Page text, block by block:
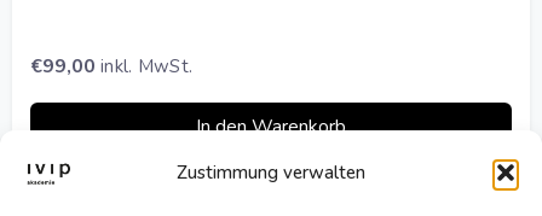
Zustimmung verwalten
€99,00 inkl. MwSt.
In den Warenkorb